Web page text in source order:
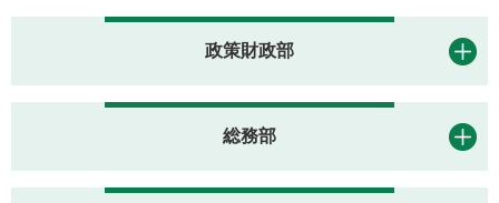
政策財政部
総務部